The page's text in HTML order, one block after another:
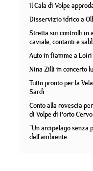
Il Cala di Volpe
Disservizio idrico a
Stretta sui controlli in
caviale, contanti e
Auto in fiamme a Loiri
Nina Zilli in concerto
Tutto pronto per la
Sardi
Conto alla rovescia
di Volpe di Porto Cervo
"Un arcipelago senza
dell'ambiente